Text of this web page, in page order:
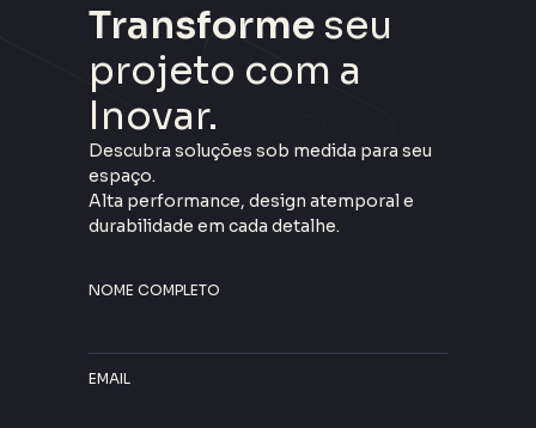
Transforme seu
projeto com a
Inovar.
Descubra soluções sob medida para seu
espaço.
Alta performance, design atemporal e
durabilidade em cada detalhe.
NOME COMPLETO
EMAIL